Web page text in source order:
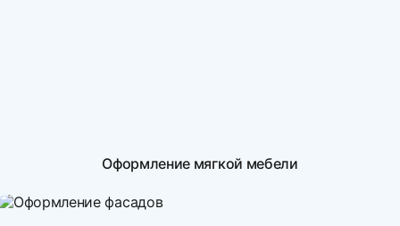
Оформление мягкой мебели